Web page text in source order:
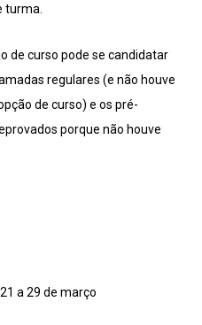
turma.
de curso pode se candidatar
regulares (e não houve
de curso) e os pré-
porque não houve
a 29 de março